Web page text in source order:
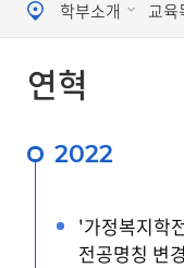
학부소개 교육
연혁
2022
'가정복지학
전공명칭 변경